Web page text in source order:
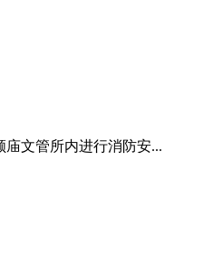
文管所内进行消防安...